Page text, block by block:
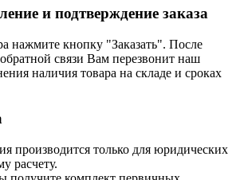
и подтверждение заказа
нажмите кнопку "Заказать". После
связи Вам перезвонит наш
наличия товара на складе и сроках
производится только для юридических
расчету.